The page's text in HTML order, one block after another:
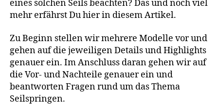
eines solchen Seils beachten? Das und noch viel
mehr erfährst Du hier in diesem Artikel.
Zu Beginn stellen wir mehrere Modelle vor und
gehen auf die jeweiligen Details und Highlights
genauer ein. Im Anschluss daran gehen wir auf
die Vor- und Nachteile genauer ein und
beantworten Fragen rund um das Thema
Seilspringen.